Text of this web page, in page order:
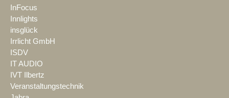
InFocus
Innlights
insglück
Irrlicht GmbH
ISDV
IT AUDIO
IVT Ilbertz
Veranstaltungstechnik